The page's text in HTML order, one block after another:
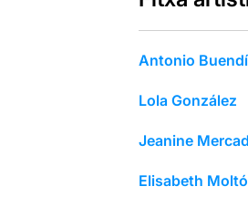
Antonio
Lola González
Jeanine
Elisabeth Moltó